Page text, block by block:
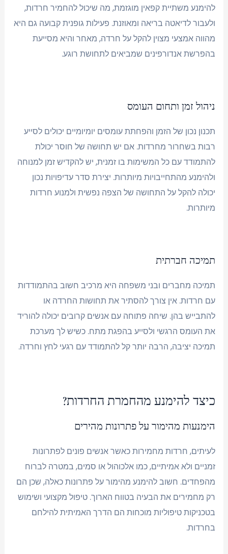
להימנע משתיית קפאין מוגזמת, מה שיכול להחמיר חרדות,
ולעבור לדיאטה בריאה ומאוזנת. פעילות גופנית קבועה גם היא
מהווה אמצעי מצוין להקל על חרדה, מאחר והיא מסייעת
בהפרשת אנדורפינים שמביאים לתחושת רוגע.
ניהול זמן ותחום העומס
תכנון נכון של הזמן והפחתת עומסים יומיומיים יכולים לסייע
רבות בשחרור מחרדות. אם יש תחושה של חוסר יכולת
להתמודד עם כל המשימות בו זמנית, יש להקדיש זמן למנוחה
ולהימנע מהתחייבויות מיותרות. יצירת סדר עדיפויות נכון
יכולה להקל על התחושה של הצפה נפשית ולמנוע חרדות
מיותרות.
תמיכה חברתית
תמיכה מחברים ובני משפחה היא מרכיב חשוב בהתמודדות
עם חרדות. אין צורך להסתיר את תחושות החרדה או
להתבייש בהן. שיחה פתוחה עם אנשים קרובים יכולה להוריד
את העומס הרגשי ולסייע בהפגת מתח. כשיש לך מערכת
תמיכה יציבה, הרבה יותר קל להתמודד עם רגעי לחץ וחרדה.
כיצד להימנע מהחמרת החרדות?
הימנעות מהימור על פתרונות מהירים
לעיתים, חרדות מחמירות כאשר אנשים פונים לפתרונות
זמניים ולא אמיתיים, כמו אלכוהול או סמים, במטרה לברוח
מהפחדים. חשוב להימנע מהימור על פתרונות כאלה, שכן הם
רק מחמירים את הבעיה בטווח הארוך. טיפול מקצועי ושימוש
בטכניקות טיפוליות מוכחות הם הדרך האמיתית להילחם
בחרדות.